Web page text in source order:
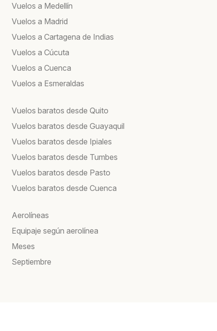
Vuelos a Medellín
Vuelos a Madrid
Vuelos a Cartagena de Indias
Vuelos a Cúcuta
Vuelos a Cuenca
Vuelos a Esmeraldas
Vuelos baratos desde Quito
Vuelos baratos desde Guayaquil
Vuelos baratos desde Ipiales
Vuelos baratos desde Tumbes
Vuelos baratos desde Pasto
Vuelos baratos desde Cuenca
Aerolíneas
Equipaje según aerolínea
Meses
Septiembre